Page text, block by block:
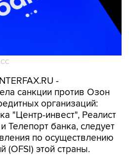
-
санкции против Озон
организаций:
"Центр-инвест", Реалист
Телепорт банка, следует
по осуществлению
(OFSI) этой страны.